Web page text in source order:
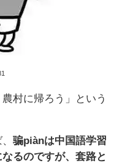
村に帰ろう」という
骗piànは中国語学習
るのですが、 套路と